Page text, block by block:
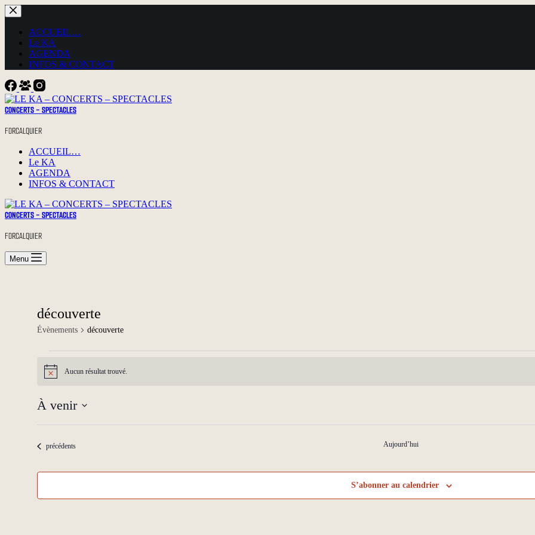
Passer
au
contenuACCUEIL…
Le KA
AGENDA
INFOS & CONTACT
CONCERTS - SPECTACLES
FORCALQUIER
ACCUEIL…
Le KA
AGENDA
INFOS & CONTACT
CONCERTS - SPECTACLES
FORCALQUIER
Menu
découverte
Évènements découverte
Notice Aucun résultat trouvé.
À venir
date.Évènements
précédents Aujourd’hui
S’abonner au calendrier